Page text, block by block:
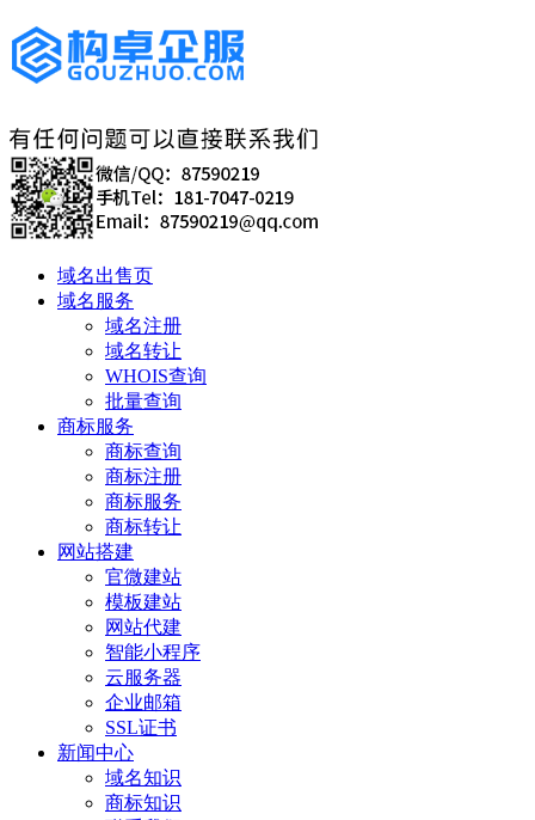
域名出售页
域名服务
域名注册
域名转让
WHOIS查询
批量查询
商标服务
商标查询
商标注册
商标服务
商标转让
网站搭建
官微建站
模板建站
网站代建
智能小程序
云服务器
企业邮箱
SSL证书
新闻中心
域名知识
商标知识